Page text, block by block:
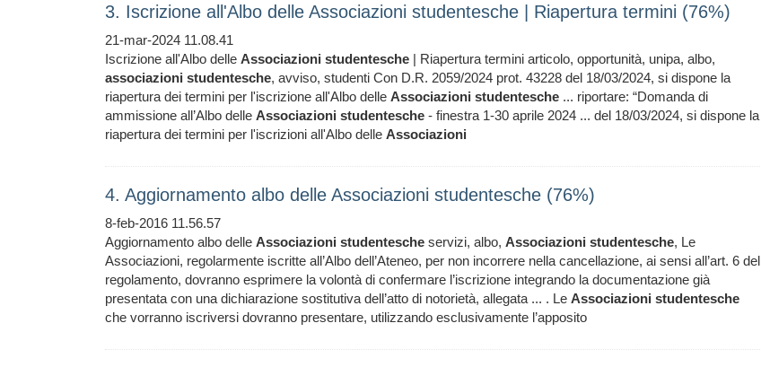
3. Iscrizione all'Albo delle Associazioni studentesche | Riapertura termini (76%)
21-mar-2024 11.08.41
Iscrizione all'Albo delle Associazioni studentesche | Riapertura termini articolo, opportunità, unipa, albo,
associazioni studentesche, avviso, studenti Con D.R. 2059/2024 prot. 43228 del 18/03/2024, si dispone la
riapertura dei termini per l'iscrizione all'Albo delle Associazioni studentesche ... riportare: “Domanda di
ammissione all’Albo delle Associazioni studentesche - finestra 1-30 aprile 2024 ... del 18/03/2024, si dispone la
riapertura dei termini per l'iscrizioni all'Albo delle Associazioni
4. Aggiornamento albo delle Associazioni studentesche (76%)
8-feb-2016 11.56.57
Aggiornamento albo delle Associazioni studentesche servizi, albo, Associazioni studentesche, Le
Associazioni, regolarmente iscritte all’Albo dell’Ateneo, per non incorrere nella cancellazione, ai sensi all’art. 6 del
regolamento, dovranno esprimere la volontà di confermare l’iscrizione integrando la documentazione già
presentata con una dichiarazione sostitutiva dell’atto di notorietà, allegata ... . Le Associazioni studentesche
che vorranno iscriversi dovranno presentare, utilizzando esclusivamente l’apposito